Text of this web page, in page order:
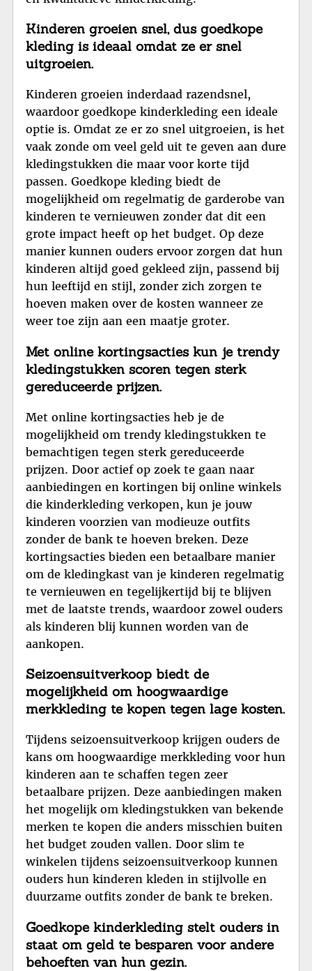
Kinderen groeien snel, dus goedkope
kleding is ideaal omdat ze er snel
uitgroeien.
Kinderen groeien inderdaad razendsnel,
waardoor goedkope kinderkleding een ideale
optie is. Omdat ze er zo snel uitgroeien, is het
vaak zonde om veel geld uit te geven aan dure
kledingstukken die maar voor korte tijd
passen. Goedkope kleding biedt de
mogelijkheid om regelmatig de garderobe van
kinderen te vernieuwen zonder dat dit een
grote impact heeft op het budget. Op deze
manier kunnen ouders ervoor zorgen dat hun
kinderen altijd goed gekleed zijn, passend bij
hun leeftijd en stijl, zonder zich zorgen te
hoeven maken over de kosten wanneer ze
weer toe zijn aan een maatje groter.
Met online kortingsacties kun je trendy
kledingstukken scoren tegen sterk
gereduceerde prijzen.
Met online kortingsacties heb je de
mogelijkheid om trendy kledingstukken te
bemachtigen tegen sterk gereduceerde
prijzen. Door actief op zoek te gaan naar
aanbiedingen en kortingen bij online winkels
die kinderkleding verkopen, kun je jouw
kinderen voorzien van modieuze outfits
zonder de bank te hoeven breken. Deze
kortingsacties bieden een betaalbare manier
om de kledingkast van je kinderen regelmatig
te vernieuwen en tegelijkertijd bij te blijven
met de laatste trends, waardoor zowel ouders
als kinderen blij kunnen worden van de
aankopen.
Seizoensuitverkoop biedt de
mogelijkheid om hoogwaardige
merkkleding te kopen tegen lage kosten.
Tijdens seizoensuitverkoop krijgen ouders de
kans om hoogwaardige merkkleding voor hun
kinderen aan te schaffen tegen zeer
betaalbare prijzen. Deze aanbiedingen maken
het mogelijk om kledingstukken van bekende
merken te kopen die anders misschien buiten
het budget zouden vallen. Door slim te
winkelen tijdens seizoensuitverkoop kunnen
ouders hun kinderen kleden in stijlvolle en
duurzame outfits zonder de bank te breken.
Goedkope kinderkleding stelt ouders in
staat om geld te besparen voor andere
behoeften van hun gezin.